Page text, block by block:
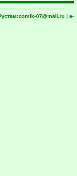
comik-07@mail.ru | e-